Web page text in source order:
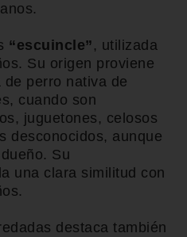
“escuincle” , utilizada
Su origen proviene
de perro nativa de
cuando son
juguetones, celosos
desconocidos, aunque
Su
una clara similitud con
destaca también